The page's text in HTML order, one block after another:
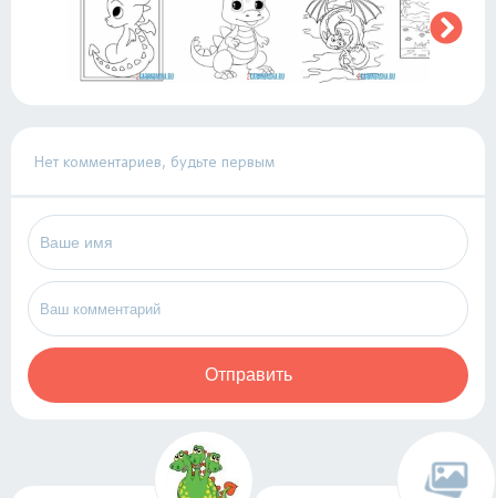
Нет комментариев, будьте первым
Отправить